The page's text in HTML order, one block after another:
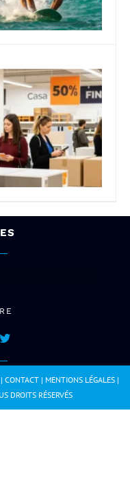
CONTACT| MENTIONS LÉGALES|
DROITS RÉSERVÉS